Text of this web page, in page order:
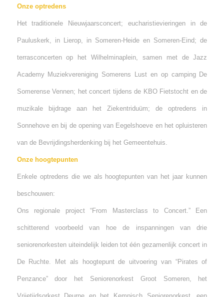
Onze optredens
Het traditionele Nieuwjaarsconcert; eucharistievieringen in de
Pauluskerk, in Lierop, in Someren-Heide en Someren-Eind; de
terrasconcerten op het Wilhelminaplein, samen met de Jazz
Academy Muziekvereniging Somerens Lust en op camping De
Somerense Vennen; het concert tijdens de KBO Fietstocht en de
muzikale bijdrage aan het Ziekentriduüm; de optredens in
Sonnehove en bij de opening van Eegelshoeve en het opluisteren
van de Bevrijdingsherdenking bij het Gemeentehuis.
Onze hoogtepunten
Enkele optredens die we als hoogtepunten van het jaar kunnen
beschouwen:
Ons regionale project “From Masterclass to Concert.” Een
schitterend voorbeeld van hoe de inspanningen van drie
seniorenorkesten uiteindelijk leiden tot één gezamenlijk concert in
De Ruchte. Met als hoogtepunt de uitvoering van “Pirates of
Penzance” door het Seniorenorkest Groot Someren, het